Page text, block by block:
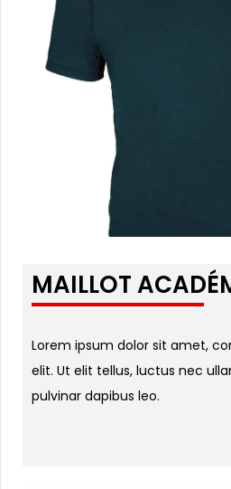
MAILLOT
Lorem ipsum dolor sit amet,
elit. Ut elit tellus, luctus nec
pulvinar dapibus leo.